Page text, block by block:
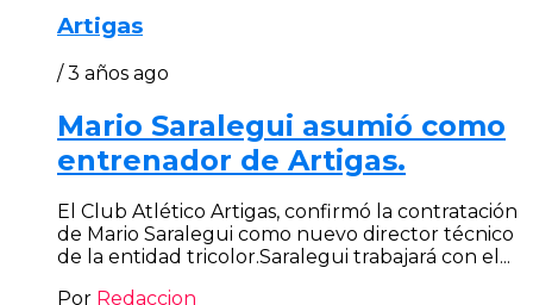
Artigas
/ 3 años ago
Mario Saralegui asumió como
entrenador de Artigas.
El Club Atlético Artigas, confirmó la contratación
de Mario Saralegui como nuevo director técnico
de la entidad tricolor.Saralegui trabajará con el...
Por Redaccion